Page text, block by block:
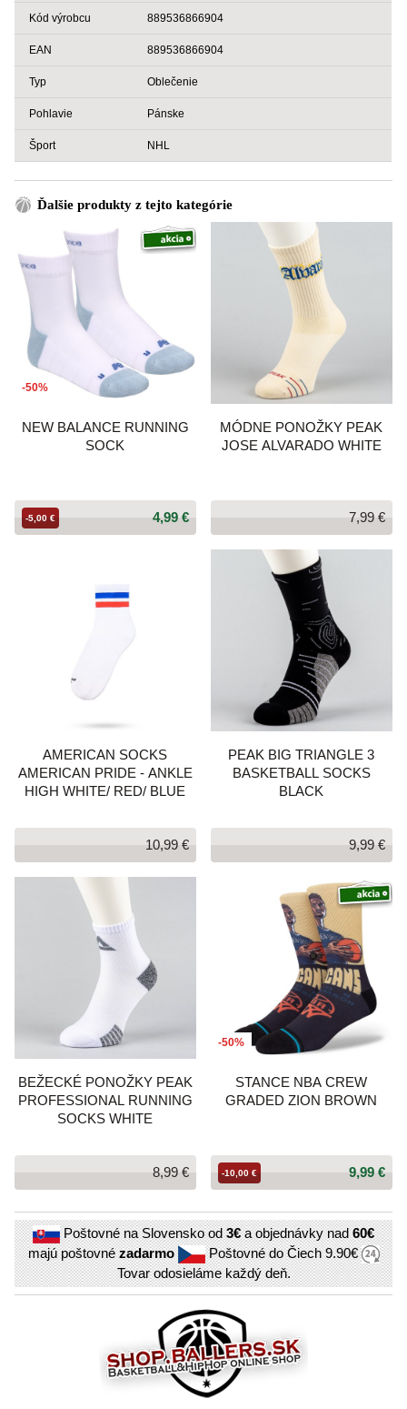
Kód výrobcu 889536866904
EAN 889536866904
Typ Oblečenie
Pohlavie Pánske
Šport NHL
Ďalšie produkty z tejto kategórie
-50%
NEW BALANCE RUNNING
SOCK
4,99 €
-5,00 €
MÓDNE PONOŽKY PEAK
JOSE ALVARADO WHITE
7,99 €
AMERICAN SOCKS
AMERICAN PRIDE - ANKLE
HIGH WHITE/ RED/ BLUE
10,99 €
PEAK BIG TRIANGLE 3
BASKETBALL SOCKS
BLACK
9,99 €
BEŽECKÉ PONOŽKY PEAK
PROFESSIONAL RUNNING
SOCKS WHITE
8,99 €
-50%
STANCE NBA CREW
GRADED ZION BROWN
9,99 €
-10,00 €
Poštovné na Slovensko od3€a objednávky nad60€
majú poštovnézadarmo Poštovné do Čiech9.90€
Tovar odosieláme každý deň.